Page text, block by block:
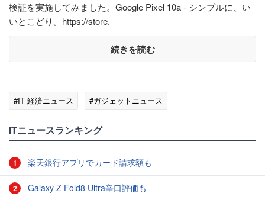
検証を実施してみました。Google Pixel 10a - シンプルに、い
いとこどり。https://store.
続きを読む
#IT 経済ニュース #ガジェットニュース
ITニュースランキング
1 楽天銀行アプリでカード請求額も
2 Galaxy Z Fold8 Ultra辛口評価も